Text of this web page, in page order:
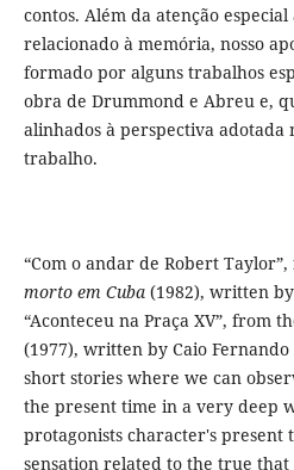
contos. Além da atenção especial
relacionado à memória, nosso
formado por alguns trabalhos
obra de Drummond e Abreu e,
alinhados à perspectiva adotada
trabalho.
“Com o andar de Robert
morto em Cuba(1982), written
“Aconteceu na Praça XV”, from
(1977), written by Caio
short stories where we can
the present time in a very deep
protagonists character's present
sensation related to the true that